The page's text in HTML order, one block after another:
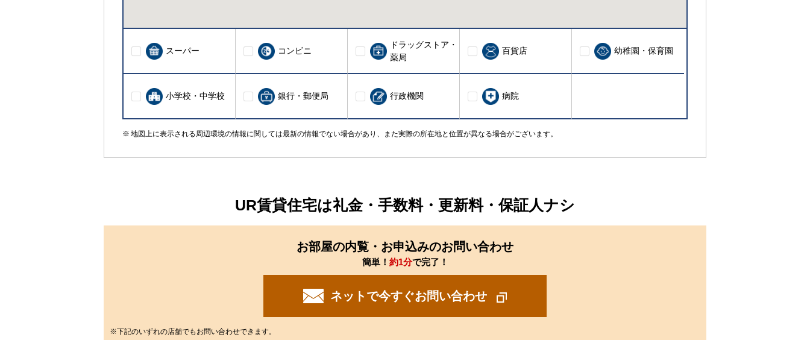
スーパー コンビニ
ドラッグストア・
薬局
百貨店 幼稚園・保育園
小学校・中学校 銀行・郵便局 行政機関 病院
地図上に表示される周辺環境の情報に関しては最新の情報でない場合があり、また実際の所在地と位置が異なる場合がございます。
UR賃貸住宅は礼金・手数料・更新料・保証人ナシ
お部屋の内覧・お申込みのお問い合わせ
簡単！ 約1分で完了！
ネットで今すぐお問い合わせ
※下記のいずれの店舗でもお問い合わせできます。